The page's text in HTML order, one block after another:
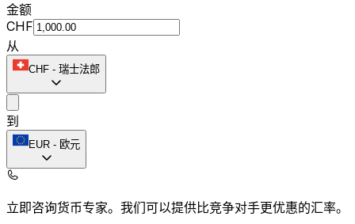
金额
CHF
从
CHF - 瑞士法郎
到
EUR - 欧元
立即咨询货币专家。 我们可以提供比竞争对手更优惠的汇率。